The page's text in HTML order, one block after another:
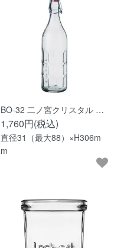
BO-32 二ノ宮クリスタル …
1,760円(税込)
直径31（最大88）×H306m
m